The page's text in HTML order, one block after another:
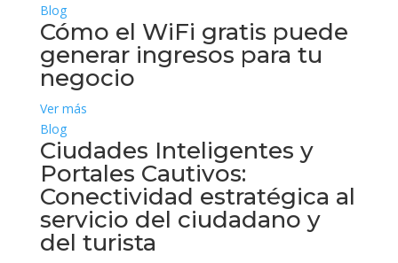
Blog
Cómo el WiFi gratis puede
generar ingresos para tu
negocio
Ver más
Blog
Ciudades Inteligentes y
Portales Cautivos:
Conectividad estratégica al
servicio del ciudadano y
del turista